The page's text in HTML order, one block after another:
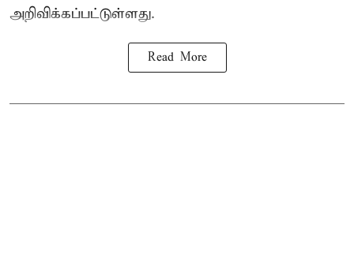
அறிவிக்கப்பட்டுள்ளது.
Read More